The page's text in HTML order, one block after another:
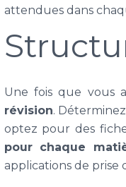
attendues dans
Une fois que vous
révision.
optez pour des
pour chaque
applications de prise